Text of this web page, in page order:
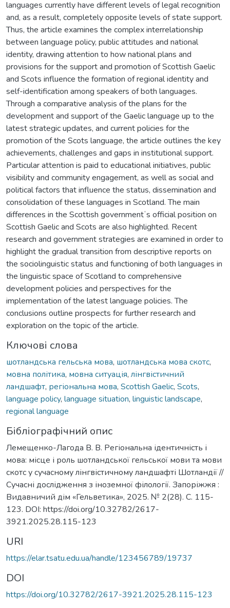
languages currently have different levels of legal recognition
and, as a result, completely opposite levels of state support.
Thus, the article examines the complex interrelationship
between language policy, public attitudes and national
identity, drawing attention to how national plans and
provisions for the support and promotion of Scottish Gaelic
and Scots influence the formation of regional identity and
self-identification among speakers of both languages.
Through a comparative analysis of the plans for the
development and support of the Gaelic language up to the
latest strategic updates, and current policies for the
promotion of the Scots language, the article outlines the key
achievements, challenges and gaps in institutional support.
Particular attention is paid to educational initiatives, public
visibility and community engagement, as well as social and
political factors that influence the status, dissemination and
consolidation of these languages in Scotland. The main
differences in the Scottish governmentʼs official position on
Scottish Gaelic and Scots are also highlighted. Recent
research and government strategies are examined in order to
highlight the gradual transition from descriptive reports on
the sociolinguistic status and functioning of both languages in
the linguistic space of Scotland to comprehensive
development policies and perspectives for the
implementation of the latest language policies. The
conclusions outline prospects for further research and
exploration on the topic of the article.
Ключові слова
шотландська гельська мова, шотландська мова скотс,
мовна політика, мовна ситуація, лінгвістичний
ландшафт, регіональна мова, Scottish Gaelic, Scots,
language policy, language situation, linguistic landscape,
regional language
Бібліографічний опис
Лемещенко-Лагода В. В. Регіональна ідентичність і
мова: місце і роль шотландської гельської мови та мови
скотс у сучасному лінгвістичному ландшафті Шотландії //
Сучасні дослідження з іноземної філології. Запоріжжя :
Видавничий дім «Гельветика», 2025. № 2(28). С. 115-
123. DOI: https://doi.org/10.32782/2617-
3921.2025.28.115-123
URI
https://elar.tsatu.edu.ua/handle/123456789/19737
DOI
https://doi.org/10.32782/2617-3921.2025.28.115-123